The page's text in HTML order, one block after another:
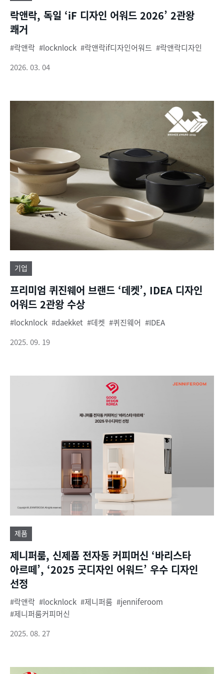
락앤락, 독일 ‘iF 디자인 어워드 2026’ 2관왕
쾌거
락앤락 locknlock 락앤락if디자인어워드
락앤락디자인
2026. 03. 04
기업
프리미엄 퀴진웨어 브랜드 ‘데켓’, IDEA 디자인
어워드 2관왕 수상
locknlock daekket 데켓 퀴진웨어
IDEA
2025. 09. 19
제품
제니퍼룸, 신제품 전자동 커피머신 ‘바리스타
아르떼’, ‘2025 굿디자인 어워드’ 우수 디자인
선정
락앤락 locknlock 제니퍼룸
jenniferoom
제니퍼룸커피머신
2025. 08. 27